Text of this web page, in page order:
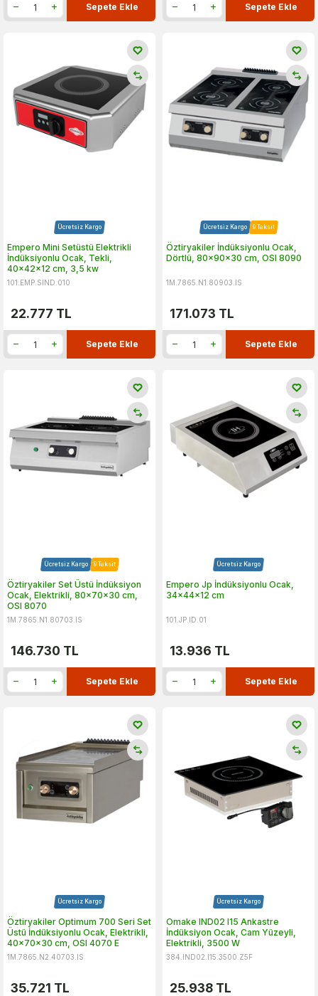
Sepete Ekle Sepete Ekle
Ücretsiz Kargo
Empero Mini Setüstü Elektrikli
İndüksiyonlu Ocak, Tekli,
40x42x12 cm, 3,5 kw
101.EMP.SIND.010
22.777 TL
Sepete Ekle
Ücretsiz Kargo 9 Taksit
Öztiryakiler İndüksiyonlu Ocak,
Dörtlü, 80x90x30 cm, OSI 8090
1M.7865.N1.80903.IS
171.073 TL
Sepete Ekle
Ücretsiz Kargo 9 Taksit
Öztiryakiler Set Üstü İndüksiyon
Ocak, Elektrikli, 80x70x30 cm,
OSI 8070
1M.7865.N1.80703.IS
146.730 TL
Sepete Ekle
Ücretsiz Kargo
Empero Jp İndüksiyonlu Ocak,
34x44x12 cm
101.JP.ID.01
13.936 TL
Sepete Ekle
Ücretsiz Kargo
Öztiryakiler Optimum 700 Seri Set
Üstü İndüksiyonlu Ocak, Elektrikli,
40x70x30 cm, OSI 4070 E
1M.7865.N2.40703.IS
35.721 TL
Ücretsiz Kargo
Omake IND02 I15 Ankastre
İndüksiyon Ocak, Cam Yüzeyli,
Elektrikli, 3500 W
384.IND02.I15.3500.Z5F
25.938 TL